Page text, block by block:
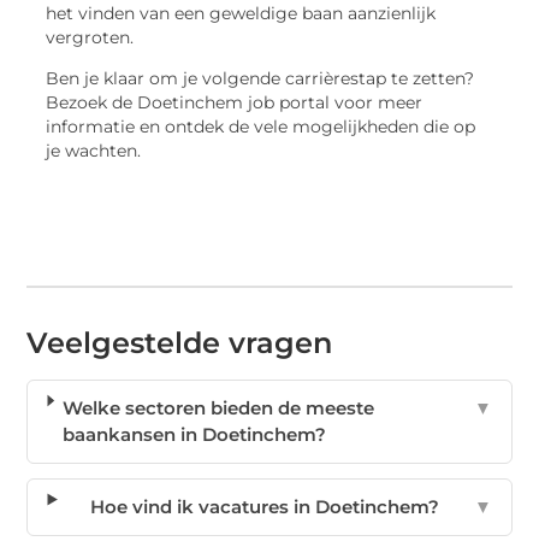
het vinden van een geweldige baan aanzienlijk
vergroten.
Ben je klaar om je volgende carrièrestap te zetten?
Bezoek de Doetinchem job portal voor meer
informatie en ontdek de vele mogelijkheden die op
je wachten.
Veelgestelde vragen
Welke sectoren bieden de meeste
baankansen in Doetinchem?
▼
Hoe vind ik vacatures in Doetinchem? ▼